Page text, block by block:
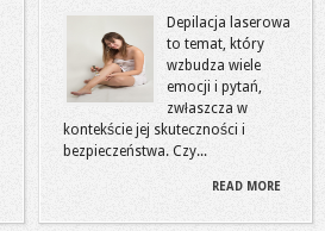
Depilacja laserowa
to temat, który
wzbudza wiele
emocji i pytań,
zwłaszcza w
kontekście jej skuteczności i
bezpieczeństwa. Czy...
READ MORE